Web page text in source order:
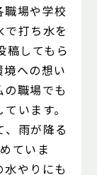
場や学校
打ち水を
稿してもら
への想い
職場でも
います。
雨が降る
ていま
やりにも